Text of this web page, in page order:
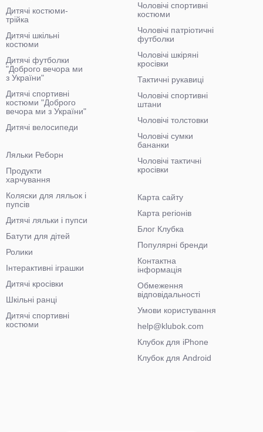
Дитячі костюми-
трійка
Дитячі шкільні
костюми
Дитячі футболки
"Доброго вечора ми
з України"
Дитячі спортивні
костюми "Доброго
вечора ми з України"
Дитячі велосипеди
Чоловічі спортивні
костюми
Чоловічі патріотичні
футболки
Чоловічі шкіряні
кросівки
Тактичні рукавиці
Чоловічі спортивні
штани
Чоловічі толстовки
Чоловічі сумки
бананки
Чоловічі тактичні
кросівки
Ляльки Реборн
Продукти
харчування
Коляски для ляльок і
пупсів
Дитячі ляльки і пупси
Батути для дітей
Ролики
Інтерактивні іграшки
Дитячі кросівки
Шкільні ранці
Дитячі спортивні
костюми
Карта сайту
Карта регіонів
Блог Клубка
Популярні бренди
Контактна
інформація
Обмеження
відповідальності
Умови користування
help@klubok.com
Клубок для iPhone
Клубок для Android